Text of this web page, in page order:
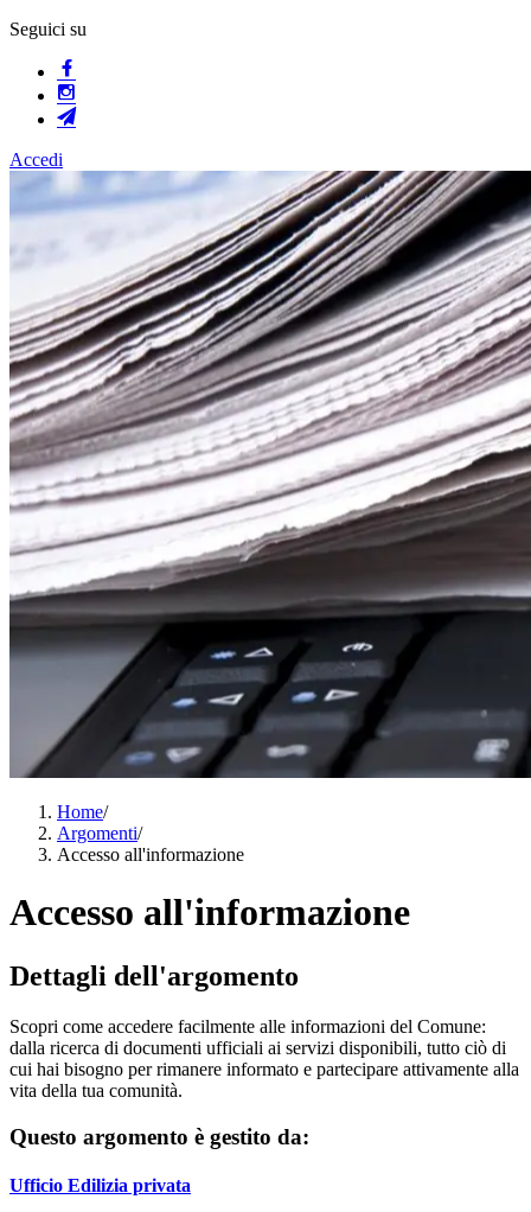
Seguici su
Accedi
Home/
Argomenti/
Accesso all'informazione
Accesso all'informazione
Dettagli dell'argomento
Scopri come accedere facilmente alle informazioni del Comune:
dalla ricerca di documenti ufficiali ai servizi disponibili, tutto ciò di
cui hai bisogno per rimanere informato e partecipare attivamente alla
vita della tua comunità.
Questo argomento è gestito da:
Ufficio Edilizia privata